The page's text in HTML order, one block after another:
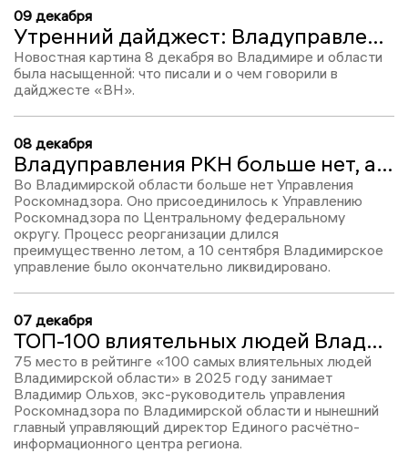
09 декабря
Утренний дайджест: Владуправления РКН больше нет, какая плата за детский сад будет в 2026 году и не только
Новостная картина 8 декабря во Владимире и области
была насыщенной: что писали и о чем говорили в
дайджесте «ВН».
08 декабря
Владуправления РКН больше нет, а Ольхов - глава ЕРИЦ
Во Владимирской области больше нет Управления
Роскомнадзора. Оно присоединилось к Управлению
Роскомнадзора по Центральному федеральному
округу. Процесс реорганизации длился
преимущественно летом, а 10 сентября Владимирское
управление было окончательно ликвидировано.
07 декабря
ТОП-100 влиятельных людей Владимирской области-2025: Владимир Ольхов, №75
75 место в рейтинге «100 самых влиятельных людей
Владимирской области» в 2025 году занимает
Владимир Ольхов, экс-руководитель управления
Роскомнадзора по Владимирской области и нынешний
главный управляющий директор Единого расчётно-
информационного центра региона.